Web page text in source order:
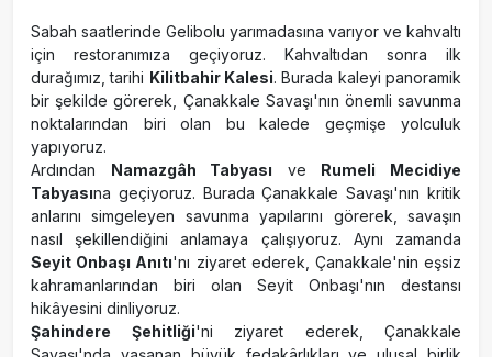
Sabah saatlerinde Gelibolu yarımadasına varıyor ve kahvaltı
için restoranımıza geçiyoruz. Kahvaltıdan sonra ilk
durağımız, tarihi Kilitbahir Kalesi. Burada kaleyi panoramik
bir şekilde görerek, Çanakkale Savaşı'nın önemli savunma
noktalarından biri olan bu kalede geçmişe yolculuk
yapıyoruz.
Ardından Namazgâh Tabyası ve Rumeli Mecidiye
Tabyasına geçiyoruz. Burada Çanakkale Savaşı'nın kritik
anlarını simgeleyen savunma yapılarını görerek, savaşın
nasıl şekillendiğini anlamaya çalışıyoruz. Aynı zamanda
Seyit Onbaşı Anıtı'nı ziyaret ederek, Çanakkale'nin eşsiz
kahramanlarından biri olan Seyit Onbaşı'nın destansı
hikâyesini dinliyoruz.
Şahindere Şehitliği'ni ziyaret ederek, Çanakkale